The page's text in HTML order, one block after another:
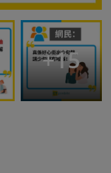
+15